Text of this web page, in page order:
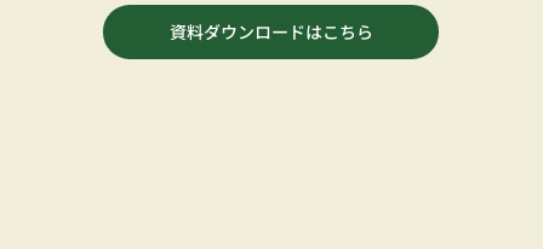
資料ダウンロードはこちら